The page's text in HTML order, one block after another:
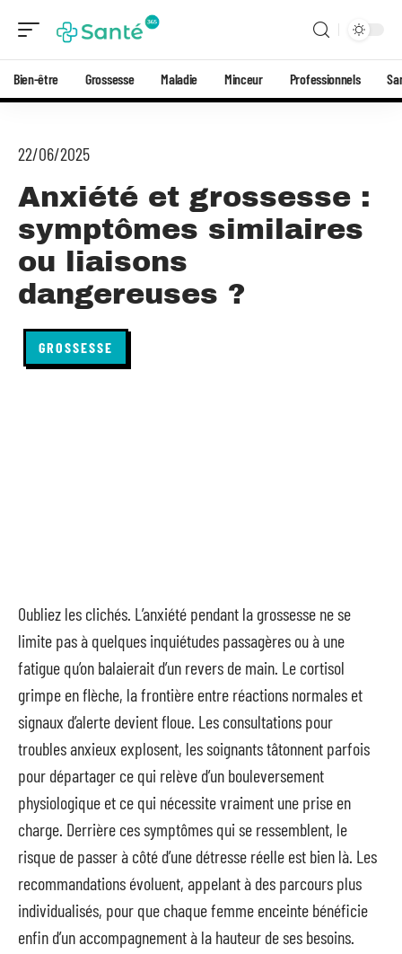
Bien-être Grossesse Maladie Minceur Professionnels
22/06/2025
Anxiété et grossesse :
symptômes similaires
ou liaisons
dangereuses ?
GROSSESSE
Oubliez les clichés. L’anxiété pendant la grossesse ne se
limite pas à quelques inquiétudes passagères ou à une
fatigue qu’on balaierait d’un revers de main. Le cortisol
grimpe en flèche, la frontière entre réactions normales et
signaux d’alerte devient floue. Les consultations pour
troubles anxieux explosent, les soignants tâtonnent parfois
pour départager ce qui relève d’un bouleversement
physiologique et ce qui nécessite vraiment une prise en
charge. Derrière ces symptômes qui se ressemblent, le
risque de passer à côté d’une détresse réelle est bien là. Les
recommandations évoluent, appelant à des parcours plus
individualisés, pour que chaque femme enceinte bénéficie
enfin d’un accompagnement à la hauteur de ses besoins.